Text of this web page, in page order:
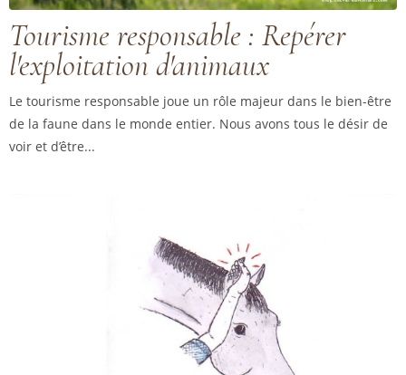
Tourisme responsable : Repérer
l'exploitation d'animaux
Le tourisme responsable joue un rôle majeur dans le bien-être
de la faune dans le monde entier. Nous avons tous le désir de
voir et d’être...